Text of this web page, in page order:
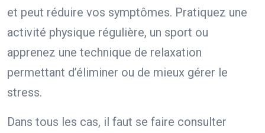
et peut réduire vos symptômes. Pratiquez une
activité physique régulière, un sport ou
apprenez une technique de relaxation
permettant d’éliminer ou de mieux gérer le
stress.
Dans tous les cas, il faut se faire consulter